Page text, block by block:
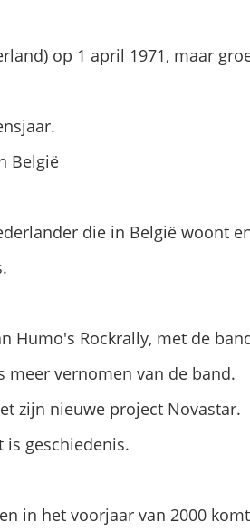
op 1 april 1971, maar
België
die in België woont
Humo's Rockrally, met de
meer vernomen van de band.
zijn nieuwe project Novastar.
is geschiedenis.
in het voorjaar van 2000